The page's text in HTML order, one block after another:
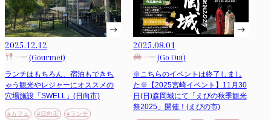
2025.12.12
(Gourmet)
ランチはもちろん、宿泊もできち
ゃう観光やレジャーにオススメの
穴場施設「SWELL」(日向市)
#カフェ #日向市
#ランチ
2025.08.01
(Go Out)
※こちらのイベントは終了しまし
た※【2025宮崎イベント】11月30
日(日)森岡城にて「えびの秋季観光
祭2025」開催！(えびの市)